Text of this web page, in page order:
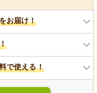
お届け！
で使える！